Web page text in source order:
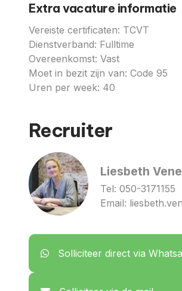
Extra vacature informatie
Vereiste certificaten: TCVT
Dienstverband: Fulltime
Overeenkomst: Vast
Moet in bezit zijn van: Code 95
Uren per week: 40
Recruiter
Liesbeth
Tel: 050-3171155
Email:
Solliciteer direct via